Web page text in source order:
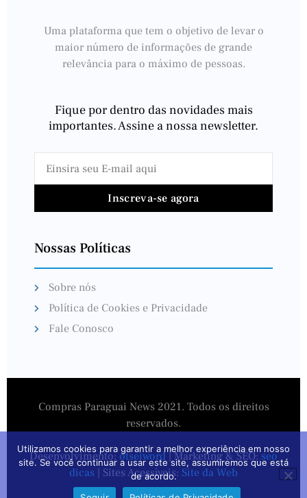
Uma plataforma que tem o objetivo de levar o
maior número de informações de grande
relevância para o máximo de pessoas.
Fique por dentro das novidades mais
importantes. Assine a nossa newsletter.
Inscreva-se agora
Nossas Políticas
Sobre nós
Política de Cookies e Privacidade
Fale Conosco
Compras Paraguai News 2021. Todos os direitos
reservados.
Desenvolvimento:otseiword| Marketing & SEO:seo
dicas | Sites Acessíveis: Site da Web
Utilizamos cookies para garantir a melhor experiência em nosso
site. Se você continuar a usar este site, assumiremos que está
de acordo.